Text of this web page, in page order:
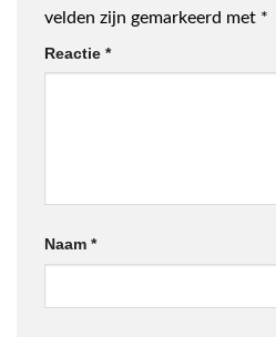
velden zijn gemarkeerd met *
Reactie *
Naam *